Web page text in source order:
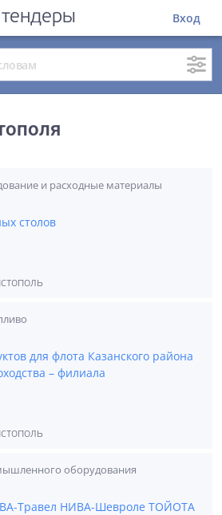
тендеры Вход
и расходные материалы
столов
для флота Казанского района
– филиала
оборудования
Травел НИВА-Шевроле ТОЙОТА